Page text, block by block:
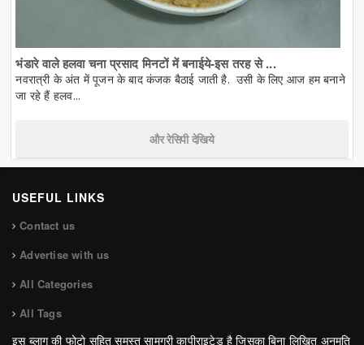
भंडारे वाले हलवा चना प्रसाद मिनटों में बनाईये-इस तरह से ...
नवरात्री के अंत में पूजन के बाद कंजक बैठाई जाती है. उसी के लिए आज हम बनाने
जा रहे हैं हलव...
और रेसिपी देखिये
USEFUL LINKS
Contact us
Advertise with us
All Categories
All Tags
इस ब्लाग की फोटो सहित समस्त सामग्री कापीराइटेड है जिसका बिना लिखित अनुमति